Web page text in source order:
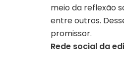
meio da reflexão
entre outros.
promissor.
Rede social da